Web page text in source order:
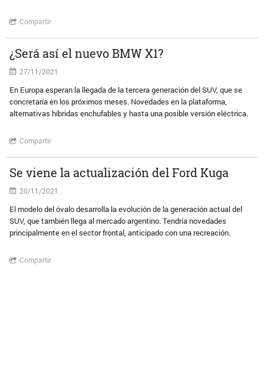
Compartir
¿Será así el nuevo BMW X1?
27/11/2021
En Europa esperan la llegada de la tercera generación del SUV, que se
concretaría en los próximos meses. Novedades en la plataforma,
alternativas híbridas enchufables y hasta una posible versión eléctrica.
Compartir
Se viene la actualización del Ford Kuga
20/11/2021
El modelo del óvalo desarrolla la evolución de la generación actual del
SUV, que también llega al mercado argentino. Tendría novedades
principalmente en el sector frontal, anticipado con una recreación.
Compartir